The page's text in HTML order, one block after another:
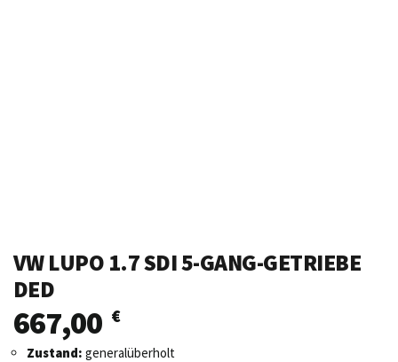
VW LUPO 1.7 SDI 5-GANG-GETRIEBE
DED
667,00 €
Zustand: generalüberholt